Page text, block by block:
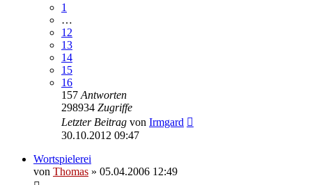
1
…
12
13
14
15
16
157 Antworten
298934 Zugriffe
Letzter Beitrag von Irmgard
30.10.2012 09:47
Wortspielerei
von Thomas » 05.04.2006 12:49